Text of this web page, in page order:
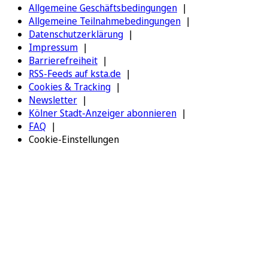
Allgemeine Geschäftsbedingungen
Allgemeine Teilnahmebedingungen
Datenschutzerklärung
Impressum
Barrierefreiheit
RSS-Feeds auf ksta.de
Cookies & Tracking
Newsletter
Kölner Stadt-Anzeiger abonnieren
FAQ
Cookie-Einstellungen